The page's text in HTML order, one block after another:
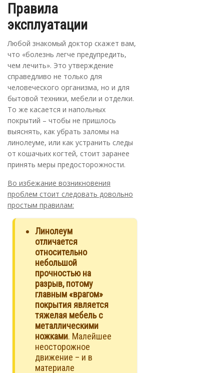
Правила
эксплуатации
Любой знакомый доктор скажет вам,
что «болезнь легче предупредить,
чем лечить». Это утверждение
справедливо не только для
человеческого организма, но и для
бытовой техники, мебели и отделки.
То же касается и напольных
покрытий – чтобы не пришлось
выяснять, как убрать заломы на
линолеуме, или как устранить следы
от кошачьих когтей, стоит заранее
принять меры предосторожности.
Во избежание возникновения
проблем стоит следовать довольно
простым правилам:
Линолеум
отличается
относительно
небольшой
прочностью на
разрыв, потому
главным «врагом»
покрытия является
тяжелая мебель с
металлическими
ножками. Малейшее
неосторожное
движение – и в
материале